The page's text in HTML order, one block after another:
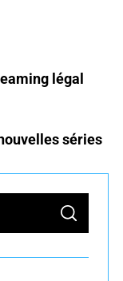
légal
séries
S
A
C